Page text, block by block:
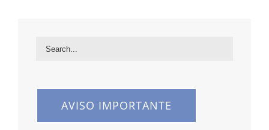
AVISO IMPORTANTE